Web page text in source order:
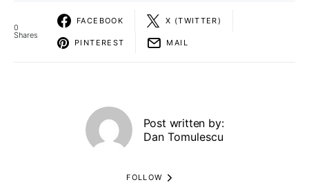
0
Shares
FACEBOOK X (TWITTER)
PINTEREST MAIL
Post written by:
Dan Tomulescu
FOLLOW